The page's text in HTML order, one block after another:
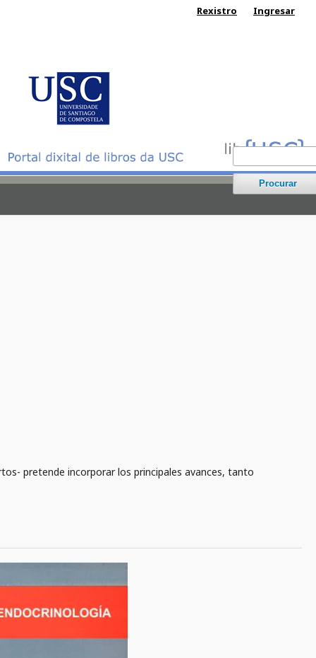
Procurar
Rexistro Ingresar
pretende incorporar los principales avances, tanto